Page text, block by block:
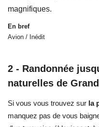
magnifiques.
En bref
Avion / Inédit
2 - Randonnée
naturelles de
Si vous vous trouvez sur la
manquez pas de vous